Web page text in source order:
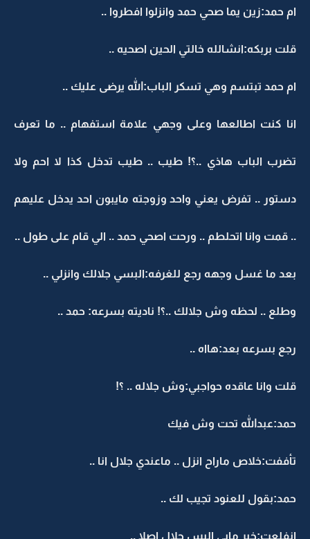
ام حمد:زين يما صحي حمد وانزلوا افطروا ..
قلت بربكه:انشالله خالتي الحين اصحيه ..
ام حمد تبتسم وهي تسكر الباب:الله يرضى عليك ..
انا كنت اطالعها وعلى وجهي علامة استفهام .. ما تعرف
تضرب الباب هاذي ..؟! طيب .. طيب تدخل كذا لا احم ولا
دستور .. تفرض يعني واحد وزوجته مايبون احد يدخل عليهم
.. قمت وانا اتحلطم .. ورحت اصحي حمد .. الي قام على طول ..
بعد ما غسل وجهه رجع للغرفه:البسي جلالك وانزلي ..
وطلع .. لحظه وش جلالك ..؟! ناديته بسرعه: حمد ..
رجع بسرعه بعد:هااه ..
قلت وانا عاقده حواجبي:وش جلاله .. ؟!
حمد:عبدالله تحت وش فيك
تأففت:خلاص ماراح انزل .. ماعندي جلال انا ..
حمد:بقول للعنود تجيب لك ..
انفلعت:خير مابي البس جلال اصلا ..